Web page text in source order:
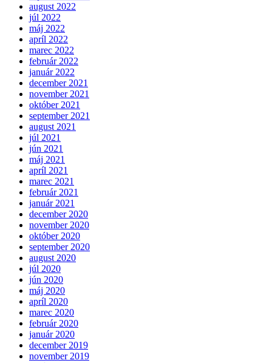
august 2022
júl 2022
máj 2022
apríl 2022
marec 2022
február 2022
január 2022
december 2021
november 2021
október 2021
september 2021
august 2021
júl 2021
jún 2021
máj 2021
apríl 2021
marec 2021
február 2021
január 2021
december 2020
november 2020
október 2020
september 2020
august 2020
júl 2020
jún 2020
máj 2020
apríl 2020
marec 2020
február 2020
január 2020
december 2019
november 2019